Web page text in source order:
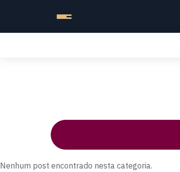
Nenhum post encontrado nesta categoria.